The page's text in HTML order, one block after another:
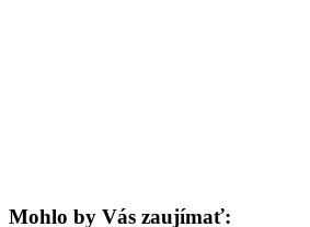
Mohlo by Vás zaujímať: